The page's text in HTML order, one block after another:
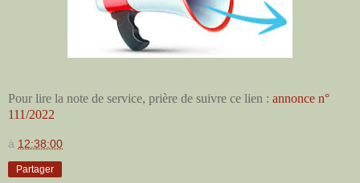
Pour lire la note de service, prière de suivre ce lien : annonce n°
111/2022
à 12:38:00
Partager